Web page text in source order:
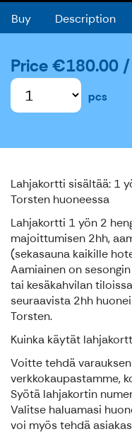
Buy Description
Price€180.00
pcs
Lahjakortti sisältää: 1
Torsten huoneessa
Lahjakortti 1 yön 2
majoittumisen 2hh,
(sekasauna kaikille
Aamiainen on
tai kesäkahvilan
seuraavista 2hh
Torsten.
Kuinka käytät
Voitte tehdä
verkkokaupastamme,
Syötä lahjakortin
Valitse haluamasi
voi myös tehdä